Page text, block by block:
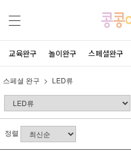
교육완구 놀이완구 스페셜완구
스페셜 완구 LED류
정렬